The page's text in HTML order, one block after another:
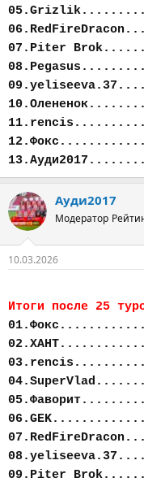
07.Piter
Ауди2017
Модератор
10.03.2026
Итоги после 25
09.Piter